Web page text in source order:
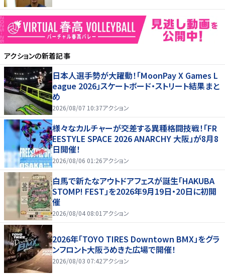
アクションの新着記事
日本人選手勢が大躍動！「MoonPay X Games L
eague 2026」スケートボード・ストリート結果まと
め
2026/08/07 10:37アクション
様々なカルチャーが交差する異種格闘技戦！「FR
EESTYLE SPACE 2026 ANARCHY 大阪」が8月8
日開催！
2026/08/06 01:26アクション
白馬で新たなアウトドアフェスが誕生「HAKUBA
STOMP! FEST」を2026年9月19日・20日に初開
催
2026/08/04 08:01 アクション
2026年「TOYO TIRES Downtown BMX」をグラ
ンフロント大阪うめきた広場で開催！
2026/08/03 07:42アクション